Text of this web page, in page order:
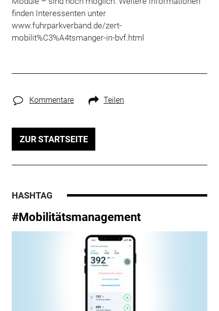
finden Interessenten unter
www.fuhrparkverband.de/zert-
mobilit%C3%A4tsmanger-in-bvf.html
Kommentare Teilen
ZUR STARTSEITE
HASHTAG
#Mobilitätsmanagement